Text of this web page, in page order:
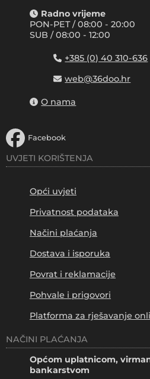
Radno vrijeme
PON-PET / 08:00 - 20:00
SUB / 08:00 - 12:00
+385 (0) 40 310-636
web@36doo.hr
O nama
Facebook
UVJETI KORIŠTENJA
Opći uvjeti
Privatnost podataka
Načini plaćanja
Dostava i isporuka
Povrat i reklamacije
Pohvale i prigovori
Platforma za rješavanje
NAČINI PLAĆANJA
Općom uplatnicom,
bankarstvom